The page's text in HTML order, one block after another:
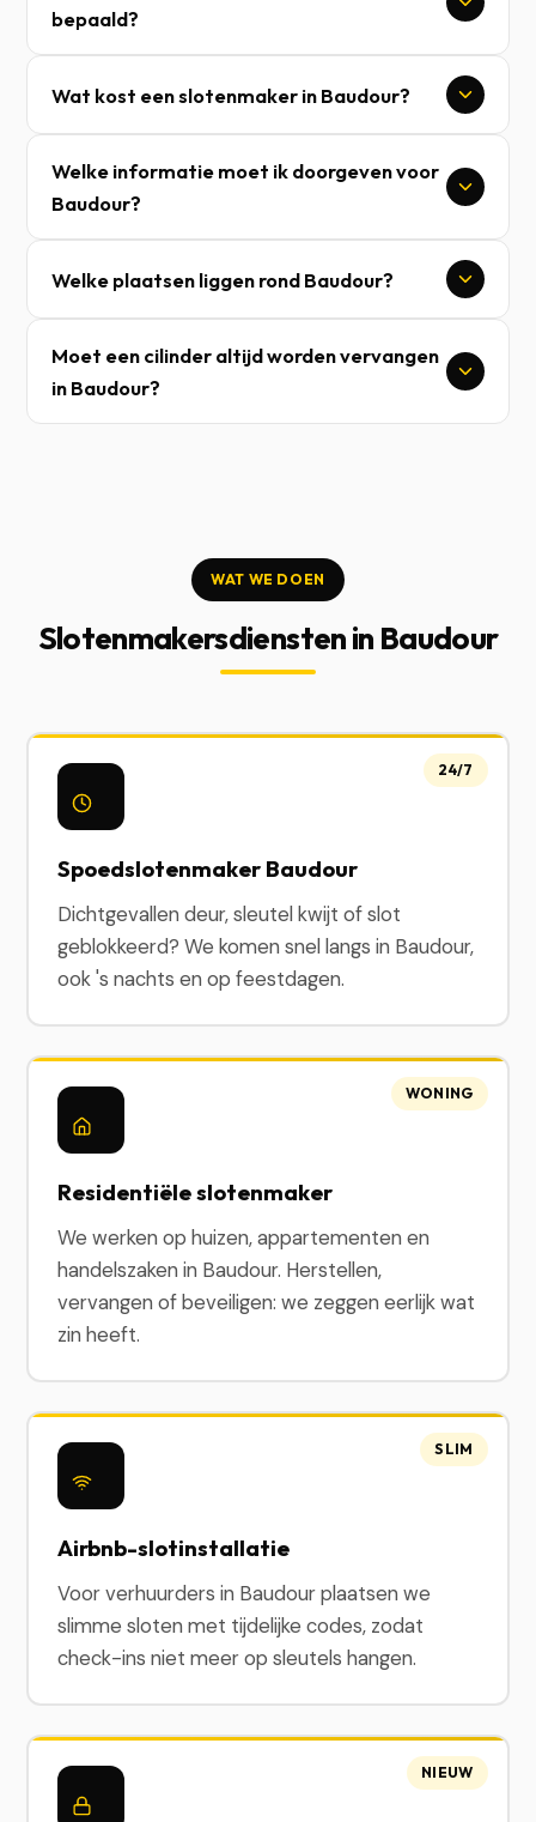
bepaald?
Wat kost een slotenmaker in Baudour?
Welke informatie moet ik doorgeven voor
Baudour?
Welke plaatsen liggen rond Baudour?
Moet een cilinder altijd worden vervangen
in Baudour?
WAT WE DOEN
Slotenmakersdiensten in Baudour
Spoedslotenmaker Baudour
Dichtgevallen deur, sleutel kwijt of slot
geblokkeerd? We komen snel langs in Baudour,
ook 's nachts en op feestdagen.
24/7
Residentiële slotenmaker
We werken op huizen, appartementen en
handelszaken in Baudour. Herstellen,
vervangen of beveiligen: we zeggen eerlijk wat
zin heeft.
WONING
Airbnb-slotinstallatie
Voor verhuurders in Baudour plaatsen we
slimme sloten met tijdelijke codes, zodat
check-ins niet meer op sleutels hangen.
SLIM
NIEUW